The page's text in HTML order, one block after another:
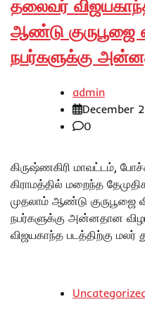
தலைவர்
ஆண்டு குருபூஜை
நபர்களுக்கு
admin
December
0
கிருஷ்ணகிரி மாவட்டம்,
கிராமத்தில் மறைந்த
முதலாம் ஆண்டு குருபூஜை
நபர்களுக்கு அன்னதான
விஜயகாந்த படத்திற்கு மலர்